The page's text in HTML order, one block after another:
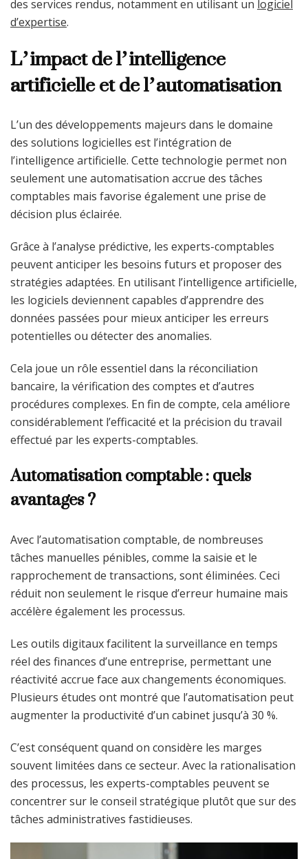
des services rendus, notamment en utilisant un logiciel
d’expertise.
L’impact de l’intelligence
artificielle et de l’automatisation
L’un des développements majeurs dans le domaine
des solutions logicielles est l’intégration de
l’intelligence artificielle. Cette technologie permet non
seulement une automatisation accrue des tâches
comptables mais favorise également une prise de
décision plus éclairée.
Grâce à l’analyse prédictive, les experts-comptables
peuvent anticiper les besoins futurs et proposer des
stratégies adaptées. En utilisant l’intelligence artificielle,
les logiciels deviennent capables d’apprendre des
données passées pour mieux anticiper les erreurs
potentielles ou détecter des anomalies.
Cela joue un rôle essentiel dans la réconciliation
bancaire, la vérification des comptes et d’autres
procédures complexes. En fin de compte, cela améliore
considérablement l’efficacité et la précision du travail
effectué par les experts-comptables.
Automatisation comptable : quels
avantages ?
Avec l’automatisation comptable, de nombreuses
tâches manuelles pénibles, comme la saisie et le
rapprochement de transactions, sont éliminées. Ceci
réduit non seulement le risque d’erreur humaine mais
accélère également les processus.
Les outils digitaux facilitent la surveillance en temps
réel des finances d’une entreprise, permettant une
réactivité accrue face aux changements économiques.
Plusieurs études ont montré que l’automatisation peut
augmenter la productivité d’un cabinet jusqu’à 30 %.
C’est conséquent quand on considère les marges
souvent limitées dans ce secteur. Avec la rationalisation
des processus, les experts-comptables peuvent se
concentrer sur le conseil stratégique plutôt que sur des
tâches administratives fastidieuses.